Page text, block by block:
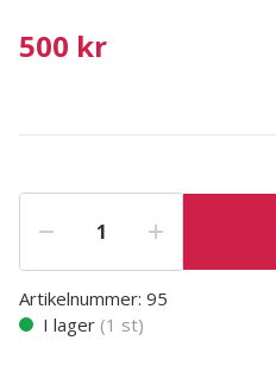
500 kr
Artikelnummer: 95
I lager (1 st)